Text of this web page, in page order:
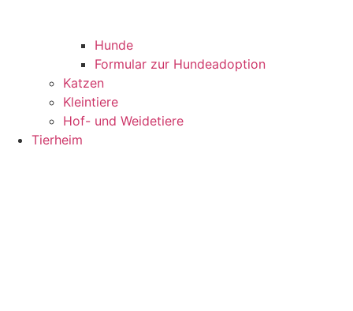
Hunde
Formular zur Hundeadoption
Katzen
Kleintiere
Hof- und Weidetiere
Tierheim